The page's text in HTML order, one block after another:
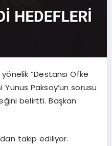
“Destansı Öfke
Paksoy’un sorusu
belirtti. Başkan
takip ediliyor.